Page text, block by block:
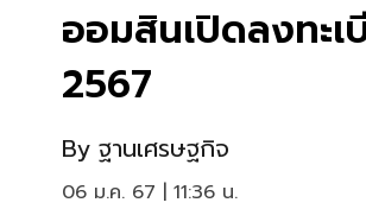
ออมสินเปิดลงทะ
2567
By ฐานเศรษฐกิจ
06 ม.ค. 67 | 11:36 น.